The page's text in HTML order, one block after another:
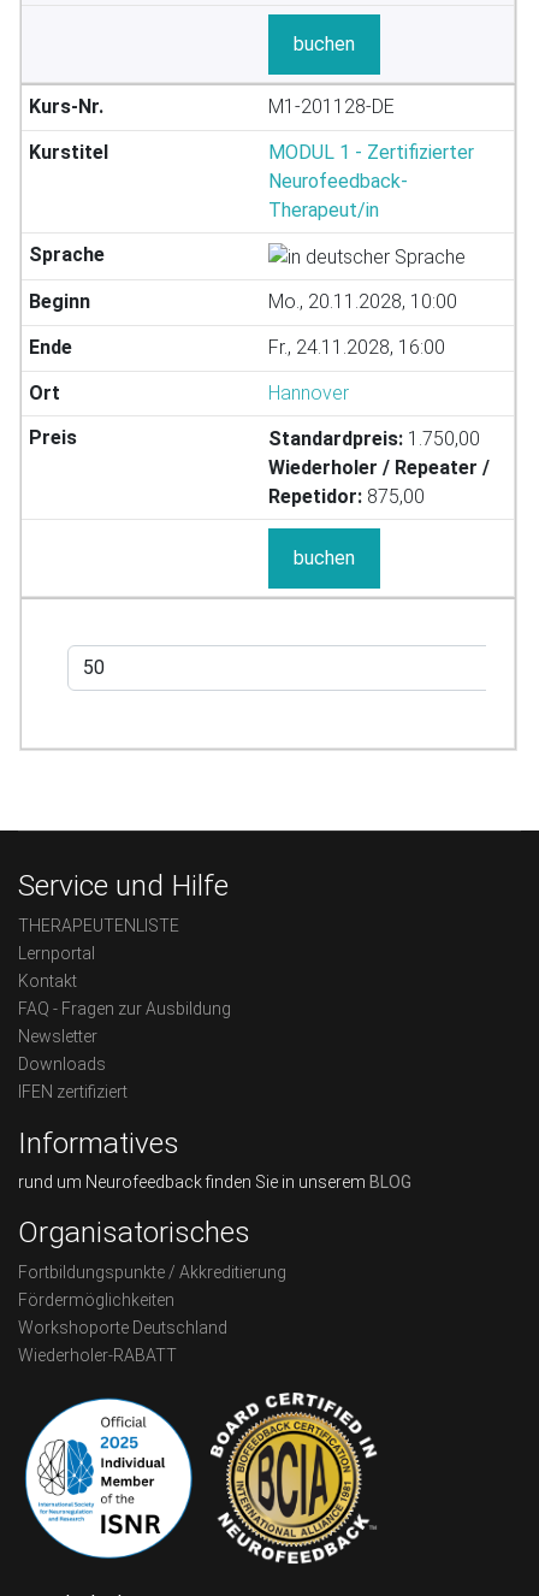
buchen
M1-201128-DE
MODUL 1 - Zertifizierter
Neurofeedback-
Therapeut/in
Mo., 20.11.2028, 10:00
Fr., 24.11.2028, 16:00
Hannover
Standardpreis: 1.750,00
Wiederholer / Repeater /
Repetidor: 875,00
buchen
Service und Hilfe
THERAPEUTENLISTE
Lernportal
Kontakt
FAQ - Fragen zur Ausbildung
Newsletter
Downloads
IFEN zertifiziert
Informatives
rund um Neurofeedback finden Sie in unserem BLOG
Organisatorisches
Fortbildungspunkte / Akkreditierung
Fördermöglichkeiten
Workshoporte Deutschland
Wiederholer-RABATT